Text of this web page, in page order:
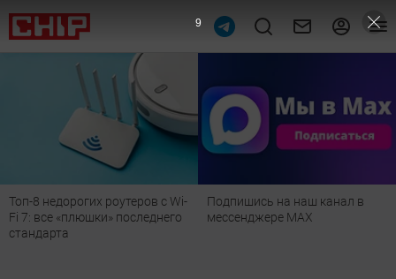
с Wi-
Подпишись на наш канал в
мессенджере МАХ
Рейтинг телевизоров
лучшие модели для
8